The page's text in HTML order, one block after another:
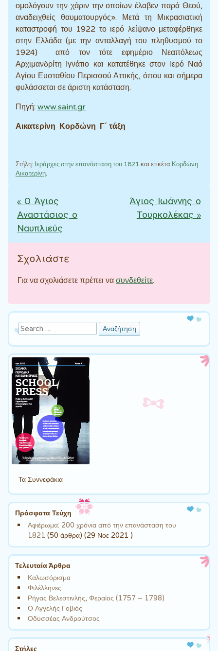
ομολόγουν την χάριν την οποίων έλαβεν παρά Θεού,
αναδειχθείς θαυματουργός». Μετά τη Μικρασιατική
καταστροφή του 1922 το ιερό λείψανο μεταφέρθηκε
στην Ελλάδα (με την ανταλλαγή του πληθυσμού το
1924) από τον τότε εφημέριο Νεαπόλεως
Αρχιμανδρίτη Ιγνάτιο και κατατέθηκε στον Ιερό Ναό
Αγίου Ευσταθίου Περισσού Αττικής, όπου και σήμερα
φυλάσσεται σε άριστη κατάσταση.
Πηγή:www.saint.gr
Αικατερίνη Κορδώνη Γ΄ τάξη
Στήλη: Ιεράρχες στην επανάσταση του 1821 και ετικέτα Κορδώνη
Αικατερίνη.
Πλοήγηση άρθρων
«Ο Άγιος
Αναστάσιος ο
Ναυπλιεύς
Άγιος Ιωάννης ο
Τουρκολέκας»
Σχολιάστε
Για να σχολιάσετε πρέπει νασυνδεθείτε.
Αναζήτηση
Τα Συννεφάκια
Πρόσφατα Τεύχη
Αφιέρωμα: 200 χρόνια από την επανάσταση του
1821 (50 άρθρα) (29 Νοε 2021 )
Τελευταία Άρθρα
Καλωσόρισμα
Φιλέλληνες
Ρήγας Βελεστινλής, Φεραίος (1757 – 1798)
Ο Αγγελής Γοβιός
Οδυσσέας Ανδρούτσος
Στήλες